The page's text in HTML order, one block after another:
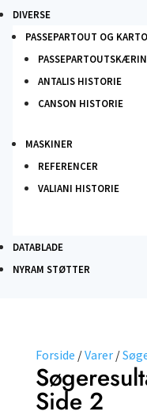
DIVERSE
PASSEPARTOUT OG
ANTALIS HISTORIE
CANSON HISTORIE
MASKINER
REFERENCER
VALIANI HISTORIE
DATABLADE
NYRAM STØTTER
Forside /Varer/
Side 2